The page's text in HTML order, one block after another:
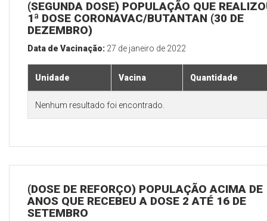
(SEGUNDA DOSE) POPULAÇÃO QUE
1ª DOSE CORONAVAC/BUTANTAN (30 DE
DEZEMBRO)
Data de Vacinação: 27 de janeiro de 2022
Unidade Vacina Quantidade
Nenhum resultado foi encontrado.
(DOSE DE REFORÇO) POPULAÇÃO ACIMA DE
ANOS QUE RECEBEU A DOSE 2 ATÉ 16 DE
SETEMBRO